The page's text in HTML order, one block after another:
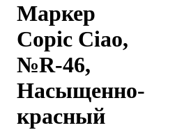
Маркер
Copic Ciao,
№R-46,
Насыщенно-
красный